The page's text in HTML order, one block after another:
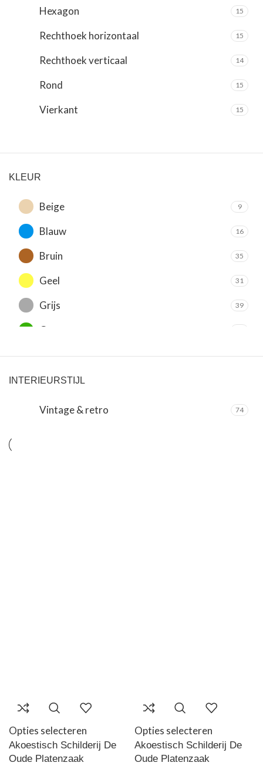
Hexagon 15
Rechthoek horizontaal 15
Rechthoek verticaal 14
Rond 15
Vierkant 15
KLEUR
Beige 9
Blauw 16
Bruin 35
Geel 31
Grijs 39
Groen
Oranje 20
Paars
Rood 18
INTERIEURSTIJL
Vintage & retro 74
Opties selecteren
Akoestisch Schilderij De
Oude Platenzaak
Opties selecteren
Akoestisch Schilderij De
Oude Platenzaak